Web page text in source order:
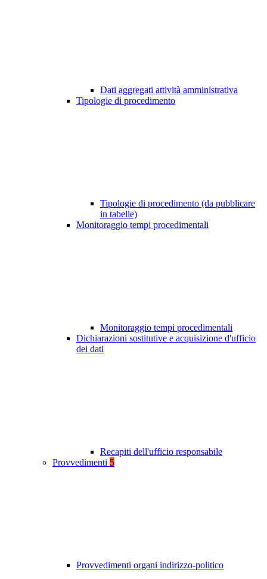
Dati aggregati attività amministrativa
Tipologie di procedimento
Tipologie di procedimento (da pubblicare
in tabelle)
Monitoraggio tempi procedimentali
Monitoraggio tempi procedimentali
Dichiarazioni sostitutive e acquisizione d'ufficio
dei dati
Recapiti dell'ufficio responsabile
Provvedimenti 5
Provvedimenti organi indirizzo-politico